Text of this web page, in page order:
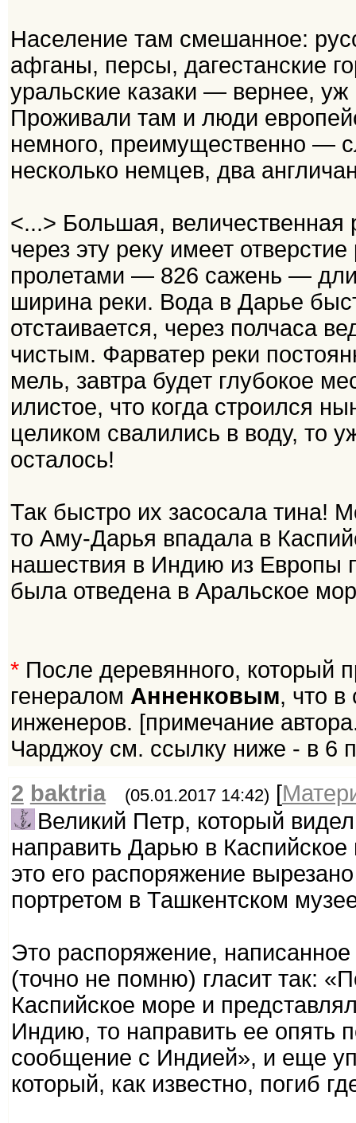
Население там смешанное:
афганы, персы, дагестанские
уральские казаки — вернее,
Проживали там и люди
немного, преимущественно —
несколько немцев, два
<...> Большая,
через эту реку имеет
пролетами — 826 сажень —
ширина реки. Вода в Дарье
отстаивается, через полчаса
чистым. Фарватер реки
мель, завтра будет глубокое
илистое, что когда строился
целиком свалились в воду, то
осталось!
Так быстро их засосала тина!
то Аму-Дарья впадала в
нашествия в Индию из Европы
была отведена в Аральское
*После деревянного, который
генералом Анненковым, что в
инженеров. [примечание
Чарджоу см. ссылку ниже - в 6
2 baktria (05.01.2017 14:42) [
Великий Петр, который
направить Дарью в
это его распоряжение
портретом в Ташкентском
Это распоряжение,
(точно не помню) гласит так:
Каспийское море и
Индию, то направить ее опять
сообщение с Индией», и еще
который, как известно, погиб